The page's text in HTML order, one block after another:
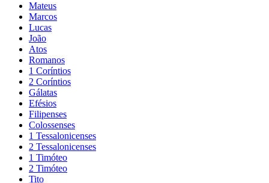
Mateus
Marcos
Lucas
João
Atos
Romanos
1 Coríntios
2 Coríntios
Gálatas
Efésios
Filipenses
Colossenses
1 Tessalonicenses
2 Tessalonicenses
1 Timóteo
2 Timóteo
Tito